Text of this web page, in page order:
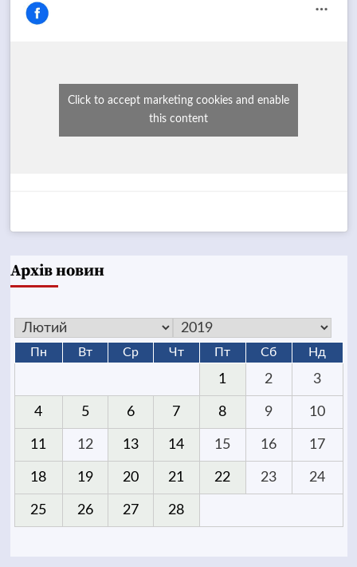
Click to accept marketing cookies and enable
this content
Архів новин
Пн Вт Ср Чт Пт Сб Нд
1 2 3
4 5 6 7 8 9 10
11 12 13 14 15 16 17
18 19 20 21 22 23 24
25 26 27 28